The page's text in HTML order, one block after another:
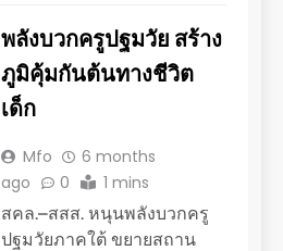
พลังบวกครูปฐมวัย สร้าง
ภูมิคุ้มกันต้นทางชีวิต
เด็ก
Mfo
6 months
ago
0 1 mins
สคล.–สสส. หนุนพลังบวกครู
ปฐมวัยภาคใต้ ขยายสถาน